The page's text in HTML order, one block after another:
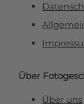
Über
Über uns